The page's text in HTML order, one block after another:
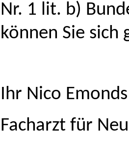
Nr. 1 lit. b)
können Sie sich
Ihr Nico Emonds
Facharzt für